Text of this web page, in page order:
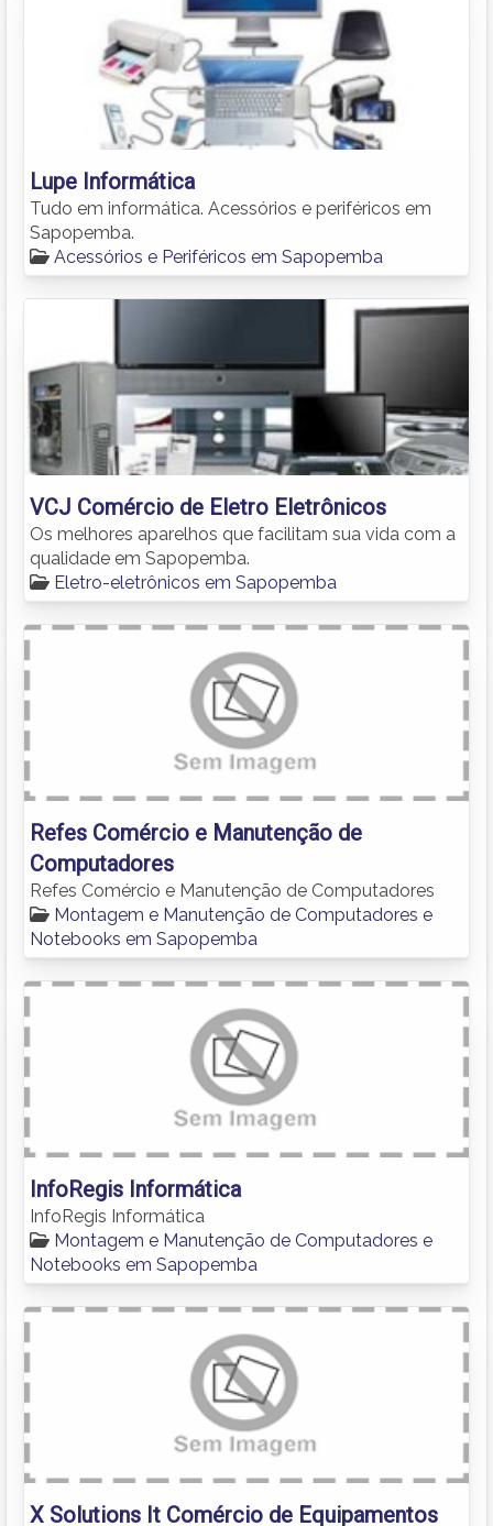
Lupe Informática
Tudo em informática. Acessórios e periféricos em
Sapopemba.
Acessórios e Periféricos em Sapopemba
VCJ Comércio de Eletro Eletrônicos
Os melhores aparelhos que facilitam sua vida com a
qualidade em Sapopemba.
Eletro-eletrônicos em Sapopemba
Refes Comércio e Manutenção de
Computadores
Refes Comércio e Manutenção de Computadores
Montagem e Manutenção de Computadores e
Notebooks em Sapopemba
InfoRegis Informática
InfoRegis Informática
Montagem e Manutenção de Computadores e
Notebooks em Sapopemba
X Solutions It Comércio de Equipamentos